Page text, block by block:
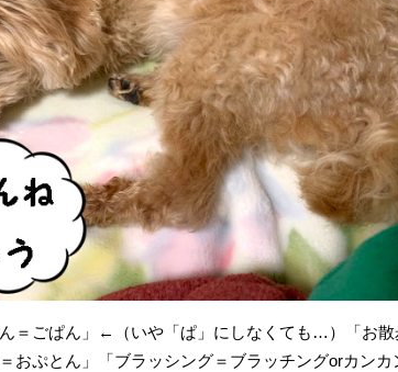
ん＝ごぱん」←（いや「ぱ」にしなくても…）「お散
おぷとん」「ブラッシング＝ブラッチングorカンカ